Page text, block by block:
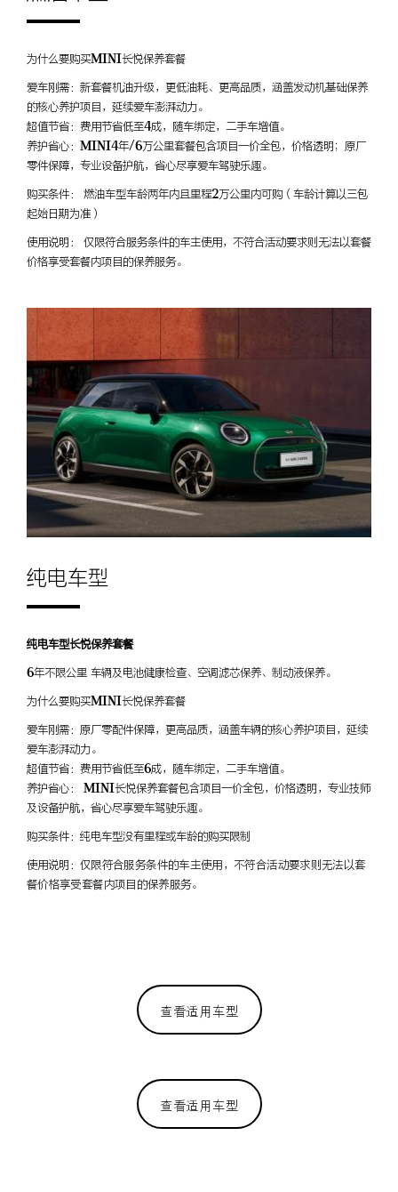
为什么要购买MINI长悦保养套餐
爱车刚需：新套餐机油升级，更低油耗、更高品质，涵盖发动机基础保养
的核心养护项目，延续爱车澎湃动力。
超值节省：费用节省低至4成，随车绑定，二手车增值。
养护省心：MINI4年/6万公里套餐包含项目一价全包，价格透明；原厂
零件保障，专业设备护航，省心尽享爱车驾驶乐趣。
购买条件： 燃油车型车龄两年内且里程2万公里内可购（车龄计算以三包
起始日期为准）
使用说明： 仅限符合服务条件的车主使用，不符合活动要求则无法以套餐
价格享受套餐内项目的保养服务。
纯电车型
纯电车型长悦保养套餐
6年不限公里 车辆及电池健康检查、空调滤芯保养、制动液保养。
为什么要购买MINI长悦保养套餐
爱车刚需：原厂零配件保障，更高品质，涵盖车辆的核心养护项目，延续
爱车澎湃动力。
超值节省：费用节省低至6成，随车绑定，二手车增值。
养护省心： MINI长悦保养套餐包含项目一价全包，价格透明，专业技师
及设备护航，省心尽享爱车驾驶乐趣。
购买条件：纯电车型没有里程或车龄的购买限制
使用说明： 仅限符合服务条件的车主使用，不符合活动要求则无法以套
餐价格享受套餐内项目的保养服务。
查看适用车型
查看适用车型